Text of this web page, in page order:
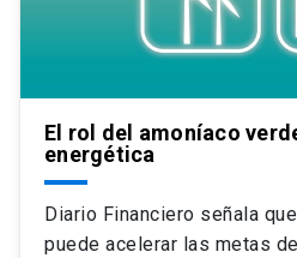
El rol del amoníaco
energética
Diario Financiero señala
puede acelerar las metas